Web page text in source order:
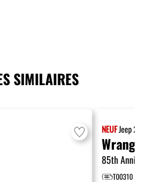
SIMILAIRES
NEUFJeep
85th
T00310